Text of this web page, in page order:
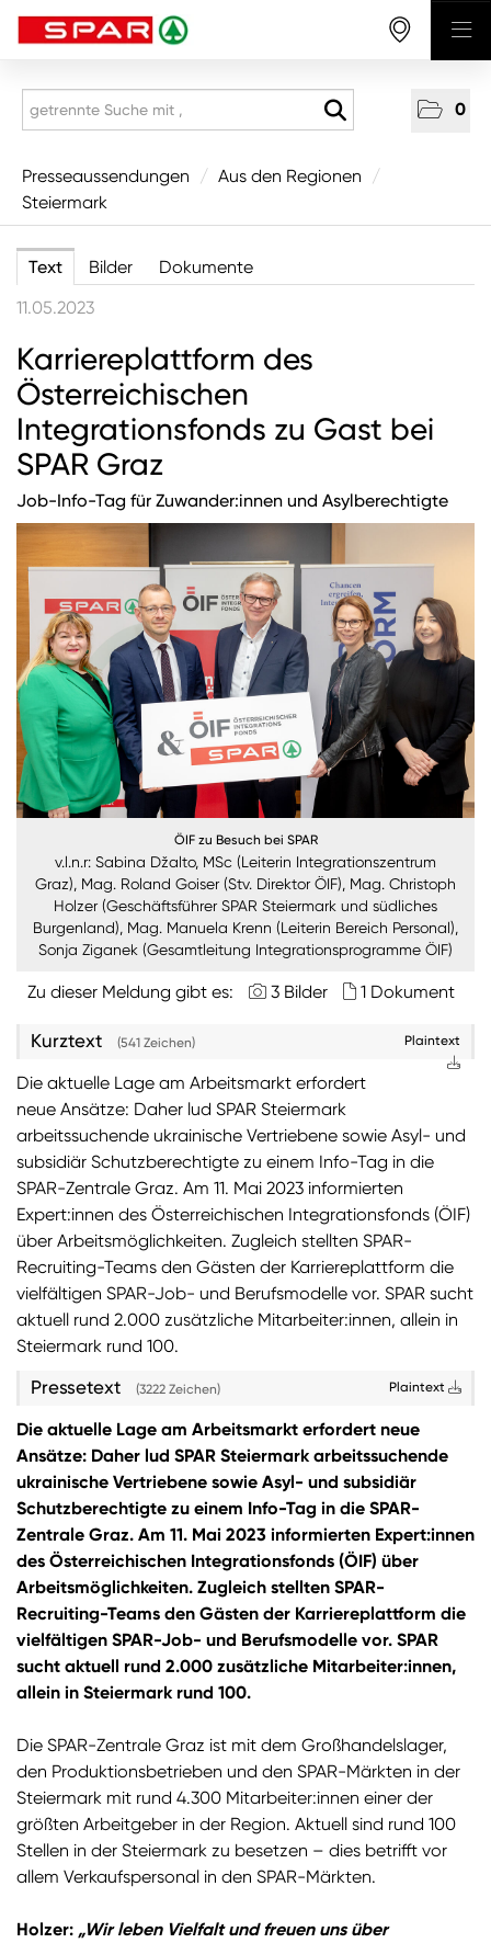
0
Presseaussendungen
National
Aus den Regionen
Vorarlberg
Salzburg
Oberösterreich
Niederösterreich
Wien
Unternehmen
Nachhaltigkeit
ANMELDEN
Sie wollen unsere aktuellen Medienmitteilungen
automatisch per E-Mail erhalten? Dann tragen Sie
einfach Ihre Daten in unserenPresseverteiler
(Bitte beachten Sie, dass der Presseverteiler
ausschließlich für Medienkontakte und nicht für
Privatpersonen gedacht ist) :
Zum Presseverteiler
Produktneuheiten, attraktive Gewinnspiele uvm.
erhalten? Dann melden Sie sich zumSPAR
Newsletter
an:
Zum SPAR Newsletter
Presseaussendungen / Aus den Regionen
/
Steiermark
Text Bilder
Dokumente
11.05.2023
Karriereplattform des
Österreichischen
Integrationsfonds zu Gast bei
SPAR Graz
Job-Info-Tag für Zuwander:innen und Asylberechtigte
ÖIF zu Besuch bei SPAR
v.l.n.r: Sabina Džalto, MSc (Leiterin Integrationszentrum
Graz), Mag. Roland Goiser (Stv. Direktor ÖIF), Mag. Christoph
Holzer (Geschäftsführer SPAR Steiermark und südliches
Burgenland), Mag. Manuela Krenn (Leiterin Bereich Personal),
Sonja Ziganek (Gesamtleitung Integrationsprogramme ÖIF)
Zu dieser Meldung gibt es: 3 Bilder 1 Dokument
Kurztext (541 Zeichen) Plaintext
Die aktuelle Lage am Arbeitsmarkt erfordert
neue Ansätze: Daher lud SPAR Steiermark
arbeitssuchende ukrainische Vertriebene sowie Asyl- und
subsidiär Schutzberechtigte zu einem Info-Tag in die
SPAR-Zentrale Graz. Am 11. Mai 2023 informierten
Expert:innen des Österreichischen Integrationsfonds (ÖIF)
über Arbeitsmöglichkeiten. Zugleich stellten SPAR-
Recruiting-Teams den Gästen der Karriereplattform die
vielfältigen SPAR-Job- und Berufsmodelle vor. SPAR sucht
aktuell rund 2.000 zusätzliche Mitarbeiter:innen, allein in
Steiermark rund 100.
Pressetext (3222 Zeichen) Plaintext
Die aktuelle Lage am Arbeitsmarkt erfordert neue
Ansätze: Daher lud SPAR Steiermark arbeitssuchende
ukrainische Vertriebene sowie Asyl- und subsidiär
Schutzberechtigte zu einem Info-Tag in die SPAR-
Zentrale Graz. Am 11. Mai 2023 informierten Expert:innen
des Österreichischen Integrationsfonds (ÖIF) über
Arbeitsmöglichkeiten. Zugleich stellten SPAR-
Recruiting-Teams den Gästen der Karriereplattform die
vielfältigen SPAR-Job- und Berufsmodelle vor. SPAR
sucht aktuell rund 2.000 zusätzliche Mitarbeiter:innen,
allein in Steiermark rund 100.
Die SPAR-Zentrale Graz ist mit dem Großhandelslager,
den Produktionsbetrieben und den SPAR-Märkten in der
Steiermark mit rund 4.300 Mitarbeiter:innen einer der
größten Arbeitgeber in der Region. Aktuell sind rund 100
Stellen in der Steiermark zu besetzen – dies betrifft vor
allem Verkaufspersonal in den SPAR-Märkten.
Holzer: „Wir leben Vielfalt und freuen uns über